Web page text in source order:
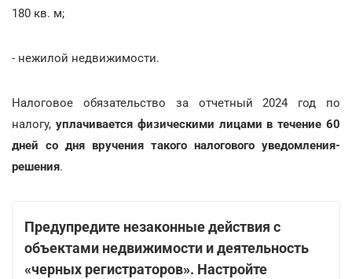
180 кв. м;
- нежилой недвижимости.
Налоговое обязательство за отчетный 2024 год по
налогу, уплачивается физическими лицами в течение 60
дней со дня вручения такого налогового уведомления-
решения.
Предупредите незаконные действия с
объектами недвижимости и деятельность
«черных регистраторов». Настройте